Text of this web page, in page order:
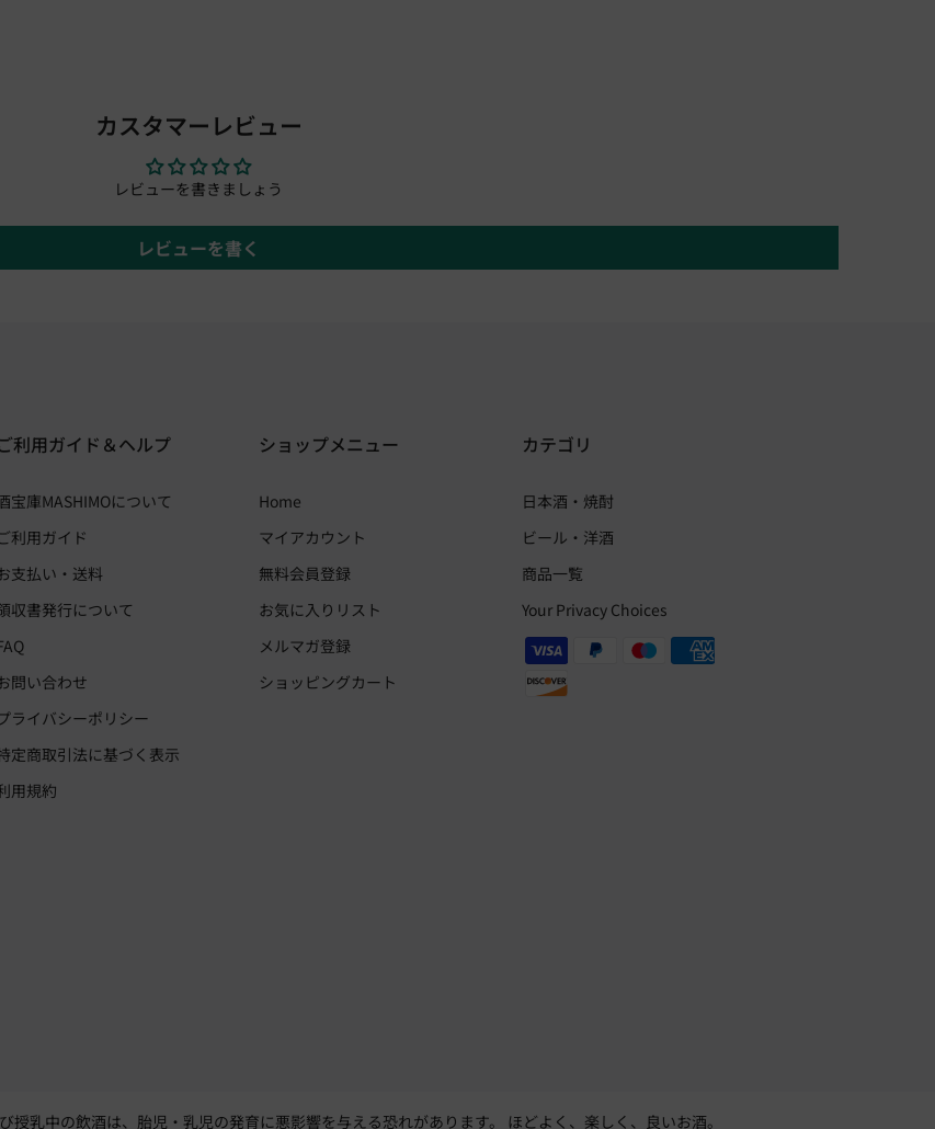
カスタマーレビュー
レビューを書きましょう
レビューを書く
利用ガイド＆ヘルプ
宝庫MASHIMOについて
利用ガイド
支払い・送料
収書発行について
問い合わせ
ライバシーポリシー
定商取引法に基づく表示
用規約
ショップメニュー
Home
マイアカウント
無料会員登録
お気に入りリスト
メルマガ登録
ショッピングカート
カテゴリ
日本酒・焼酎
ビール・洋酒
商品一覧
Your Privacy Choices
乳中の飲酒は、胎児・乳児の発育に悪影響を与える恐れがあります。 ほどよく、楽しく、良いお酒。